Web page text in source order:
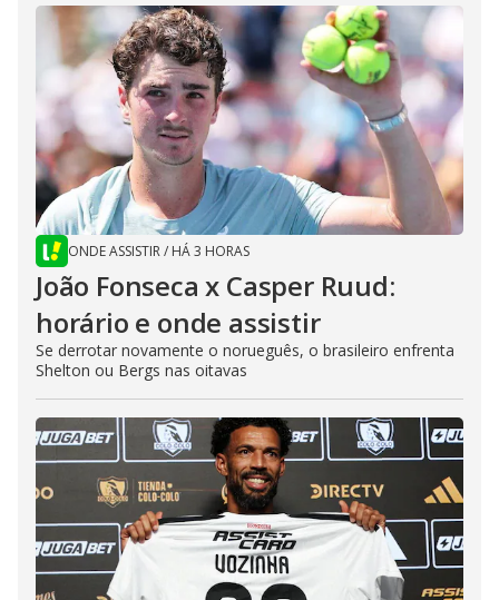
ONDE ASSISTIR/ HÁ 3 HORAS
João Fonseca x Casper Ruud:
horário e onde assistir
Se derrotar novamente o norueguês, o brasileiro enfrenta
Shelton ou Bergs nas oitavas